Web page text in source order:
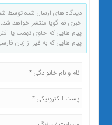
دیدگاه های ارسال شده توسط
خبری قم گویا منتشر خواهد شد.
پیام هایی که حاوی تهمت یا
پیام هایی که به غیر از زبان